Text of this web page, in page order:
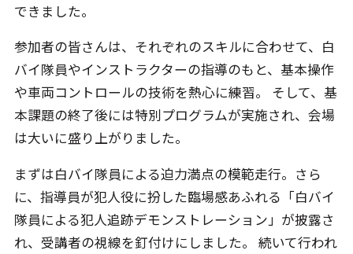
できました。
参加者の皆さんは、それぞれのスキルに合わせて、白
バイ隊員やインストラクターの指導のもと、基本操作
や車両コントロールの技術を熱心に練習。 そして、基
本課題の終了後には特別プログラムが実施され、会場
は大いに盛り上がりました。
まずは白バイ隊員による迫力満点の模範走行。さら
に、指導員が犯人役に扮した臨場感あふれる「白バイ
隊員による犯人追跡デモンストレーション」が披露さ
れ、受講者の視線を釘付けにしました。 続いて行われ